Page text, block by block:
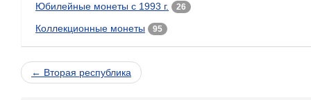
Юбилейные монеты с 1993 г. 26
Коллекционные монеты 95
← Вторая республика